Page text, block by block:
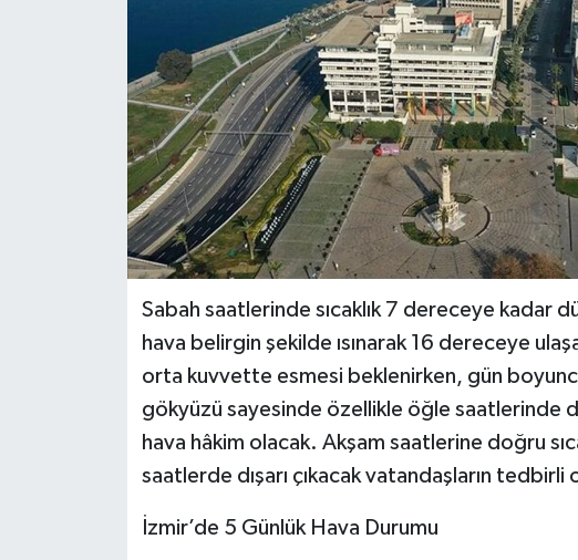
Sabah saatlerinde sıcaklık 7 dereceye kadar
hava belirgin şekilde ısınarak 16 dereceye
orta kuvvette esmesi beklenirken, gün
gökyüzü sayesinde özellikle öğle saatlerinde
hava hâkim olacak. Akşam saatlerine doğru
saatlerde dışarı çıkacak vatandaşların tedbirli
İzmir’de 5 Günlük Hava Durumu